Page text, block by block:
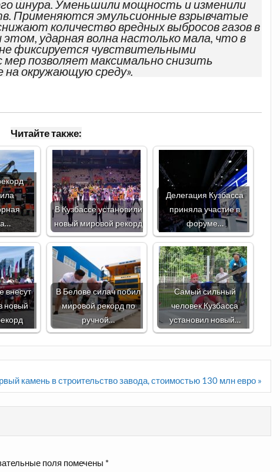
шнура. Уменьшили мощность и изменили
Применяются эмульсионные взрывчатые
количество вредных выбросов газов в
ударная волна настолько мала, что в
фиксируется чувствительными
позволяет максимально снизить
окружающую среду».
Читайте также:
В Кузбассе установили
новый мировой рекорд
Делегация Кузбасса
приняла участие в
форуме…
внесут
новый
В Белове силач побил
мировой рекорд по
ручной…
Самый сильный
человек Кузбасса
установил новый…
камень в строительство завода, стоимостью 130 млн евро »
поля помечены *